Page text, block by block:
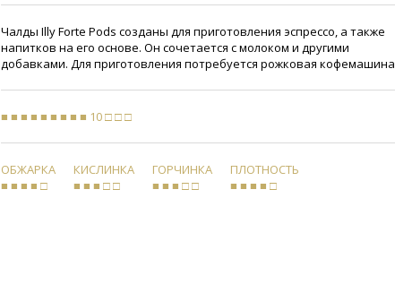
Чалды Illy Forte Pods созданы для приготовления эспрессо, а также
напитков на его основе. Он сочетается с молоком и другими
добавками. Для приготовления потребуется рожковая кофемашина
■ ■ ■ ■ ■ ■ ■ ■ ■ 10 □ □ □
ОБЖАРКА
■ ■ ■ ■ □
КИСЛИНКА
■ ■ ■ □ □
ГОРЧИНКА
■ ■ ■ □ □
ПЛОТНОСТЬ
■ ■ ■ ■ □